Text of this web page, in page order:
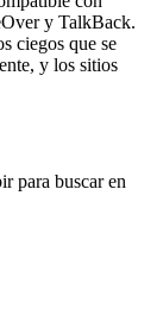
y TalkBack.
ciegos que se
y los sitios
para buscar en